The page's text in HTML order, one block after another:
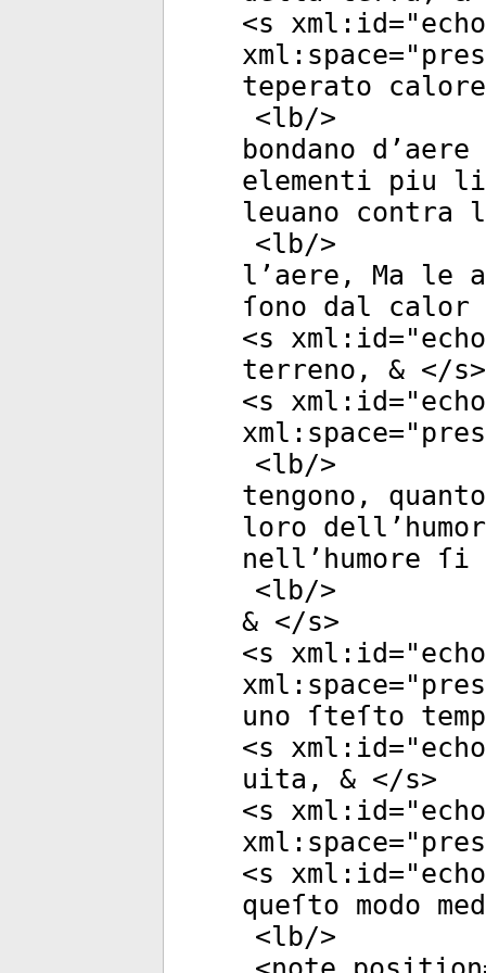
<s xml:id="
xml:space="
teperato
<lb/>
bondano
elementi piu
leuano contra
<lb/>
l’aere, Ma le
ſono dal
<s xml:id="
terreno, & </s>
<s xml:id="
xml:space="
<lb/>
tengono,
loro
nell’humore ſi
<lb/>
& </s>
<s xml:id="
xml:space="
uno ſteſto
<s xml:id="
uita, & </s>
<s xml:id="
xml:space="
<s xml:id="
queſto modo
<lb/>